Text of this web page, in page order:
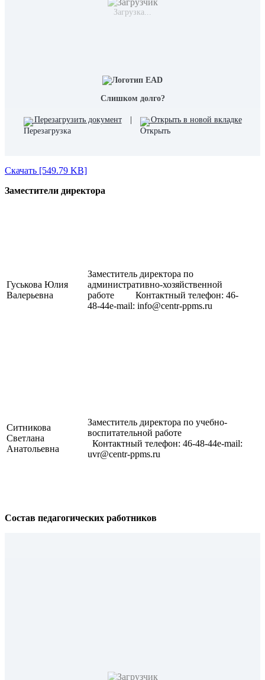
Загрузка...
Слишком долго?
Перезагрузить документ Открыть в новой вкладке
Скачать [549.79 KB]
Заместители директора
Гуськова Юлия
Валерьевна
Заместитель директора по
административно-хозяйственной
работе Контактный телефон: 46-
48-44e-mail: info@centr-ppms.ru
Ситникова
Светлана
Анатольевна
Заместитель директора по учебно-
воспитательной работе
Контактный телефон: 46-48-44e-mail:
uvr@centr-ppms.ru
Состав педагогических работников